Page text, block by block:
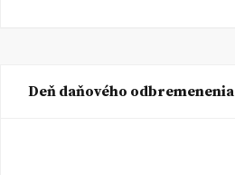
Deň daňového odbremenenia